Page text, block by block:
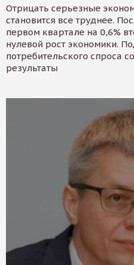
Отрицать серьезные
становится все труднее.
первом квартале на 0,6%
нулевой рост экономики.
потребительского спроса
результаты